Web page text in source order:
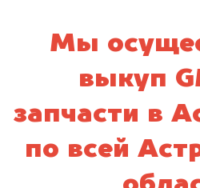
Мы
выкуп
запчасти в
по всей